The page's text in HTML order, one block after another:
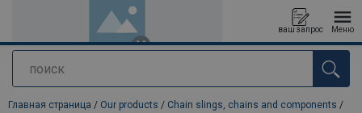
поиск
ваш запрос Меню
Продукт добавлен в ваш запрос
Главная страница / Our products / Chain slings, chains and components /